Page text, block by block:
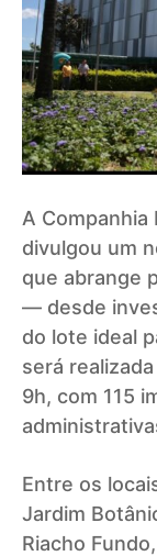
A Companhia
divulgou um
que abrange
— desde
do lote ideal
será
9h, com 115
Entre os
Jardim
Riacho